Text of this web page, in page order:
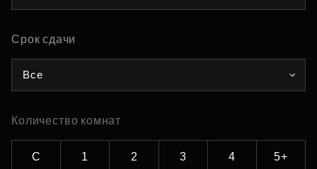
Срок сдачи
Все
Количество комнат
С 1 2 3 4 5+